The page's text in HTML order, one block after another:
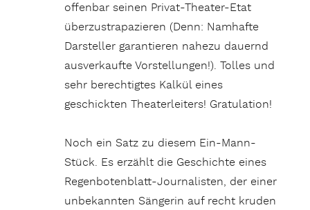
offenbar seinen Privat-Theater-Etat
überzustrapazieren (Denn: Namhafte
Darsteller garantieren nahezu dauernd
ausverkaufte Vorstellungen!). Tolles und
sehr berechtigtes Kalkül eines
geschickten Theaterleiters! Gratulation!
Noch ein Satz zu diesem Ein-Mann-
Stück. Es erzählt die Geschichte eines
Regenbotenblatt-Journalisten, der einer
unbekannten Sängerin auf recht kruden